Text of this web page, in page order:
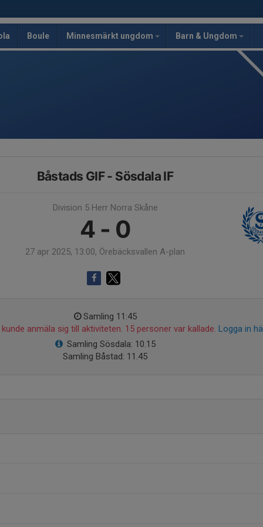
Boule Minnesmärkt ungdom Barn & Ungdom
Båstads GIF - Sösdala IF
Division 5 Herr Norra Skåne
4 - 0
27 apr 2025, 13:00, Örebäcksvallen A-plan
Samling 11:45
anmäla sig till aktiviteten. 15 personer var kallade. Logga in
Samling Sösdala: 10.15
Samling Båstad: 11.45